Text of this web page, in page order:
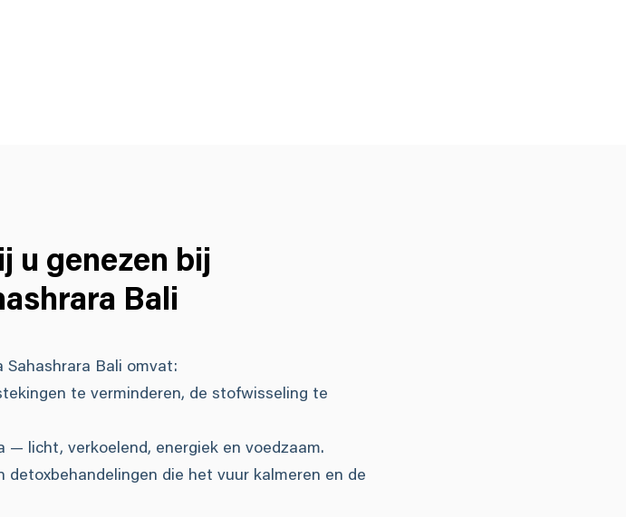
u genezen bij
Bali
Bali omvat:
te verminderen, de stofwisseling te
licht, verkoelend, energiek en voedzaam.
die het vuur kalmeren en de